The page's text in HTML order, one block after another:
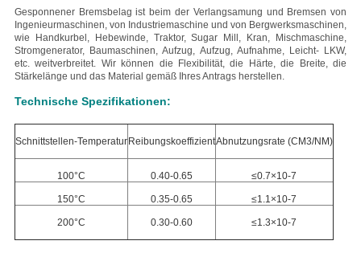
Gesponnener Bremsbelag ist beim der Verlangsamung und Bremsen von
Ingenieurmaschinen, von Industriemaschine und von Bergwerksmaschinen,
wie Handkurbel, Hebewinde, Traktor, Sugar Mill, Kran, Mischmaschine,
Stromgenerator, Baumaschinen, Aufzug, Aufzug, Aufnahme, Leicht- LKW,
etc. weitverbreitet. Wir können die Flexibilität, die Härte, die Breite, die
Stärkelänge und das Material gemäß Ihres Antrags herstellen.
Technische Spezifikationen:
Schnittstellen-Temperatur ReibungskoeffizientAbnutzungsrate (CM3/NM)
100°C 0.40-0.65 ≤0.7×10-7
150°C 0.35-0.65 ≤1.1×10-7
200°C 0.30-0.60 ≤1.3×10-7